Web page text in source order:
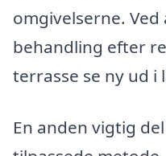
omgivelserne.
behandling efter
terrasse se ny ud
En anden vigtig